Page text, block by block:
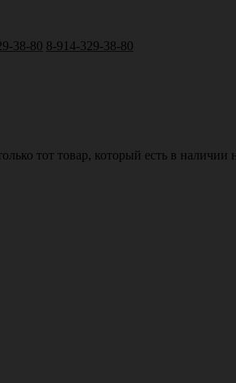
38-80 8-914-329-38-80
тот товар, который есть в наличии